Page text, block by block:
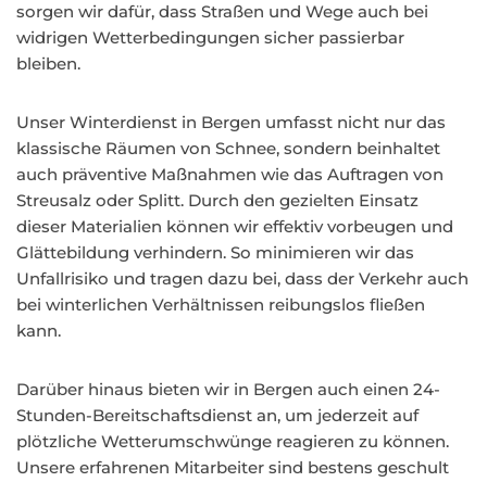
sorgen wir dafür, dass Straßen und Wege auch bei
widrigen Wetterbedingungen sicher passierbar
bleiben.
Unser Winterdienst in Bergen umfasst nicht nur das
klassische Räumen von Schnee, sondern beinhaltet
auch präventive Maßnahmen wie das Auftragen von
Streusalz oder Splitt. Durch den gezielten Einsatz
dieser Materialien können wir effektiv vorbeugen und
Glättebildung verhindern. So minimieren wir das
Unfallrisiko und tragen dazu bei, dass der Verkehr auch
bei winterlichen Verhältnissen reibungslos fließen
kann.
Darüber hinaus bieten wir in Bergen auch einen 24-
Stunden-Bereitschaftsdienst an, um jederzeit auf
plötzliche Wetterumschwünge reagieren zu können.
Unsere erfahrenen Mitarbeiter sind bestens geschult